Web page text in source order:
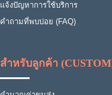
แจ้งปัญหาการใช้บริการ
คำถามที่พบบ่อย (FAQ)
สำหรับลูกค้า